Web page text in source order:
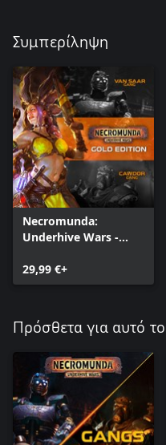
Συμπερίληψη
Necromunda:
Underhive Wars -
29,99 €+
Πρόσθετα για αυτό το